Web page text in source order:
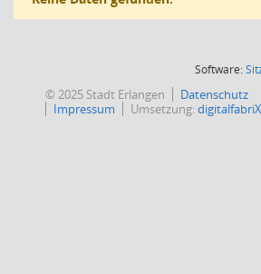
Software:
© 2025 Stadt Erlangen
Datenschutz
Impressum
Umsetzung: